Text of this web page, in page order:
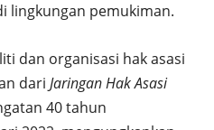
lingkungan pemukiman.
dan organisasi hak asasi
dari Jaringan Hak Asasi
40 tahun